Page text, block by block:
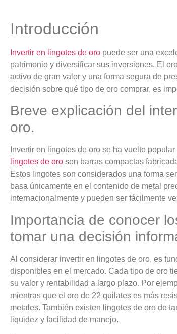
Introducción
Invertir en lingotes de oro puede ser una
patrimonio y diversificar sus inversiones. El
activo de gran valor y una forma segura de
decisión sobre qué tipo de oro comprar, es
Breve explicación del
oro.
Invertir en lingotes de oro se ha vuelto
lingotes de oro son barras compactas
Estos lingotes son considerados una forma
basa únicamente en el contenido de metal
internacionalmente y pueden ser fácilmente
Importancia de conocer
tomar una decisión
Al considerar invertir en lingotes de oro, es
disponibles en el mercado. Cada tipo de oro
su valor y rentabilidad a largo plazo. Por
mientras que el oro de 22 quilates es más
metales. También existen lingotes de oro de
liquidez y facilidad de manejo.